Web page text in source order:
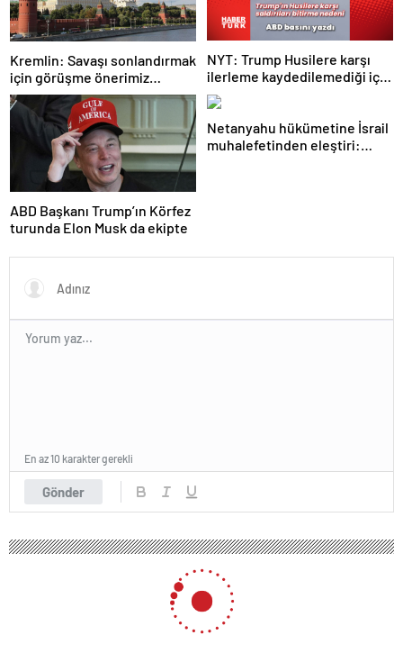
Kremlin: Savaşı sonlandırmak
için görüşme önerimiz
dünyadan karşılık gördü
NYT: Trump Husilere karşı
ilerleme kaydedilemediği için
savaşı durdurdu
ABD Başkanı Trump’ın Körfez
turunda Elon Musk da ekipte
Netanyahu hükümetine İsrail
muhalefetinden eleştiri:
Gönder
En az 10 karakter gerekli